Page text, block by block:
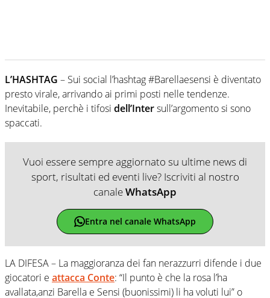
L’HASHTAG – Sui social l’hashtag #Barellaesensi è diventato
presto virale, arrivando ai primi posti nelle tendenze.
Inevitabile, perchè i tifosi dell’Intersull’argomento si sono
spaccati.
Vuoi essere sempre aggiornato su ultime news di
sport, risultati ed eventi live? Iscriviti al nostro
canaleWhatsApp
Entra nel canale WhatsApp
LA DIFESA – La maggioranza dei fan nerazzurri difende i due
giocatori e attacca Conte: “Il punto è che la rosa l’ha
avallata,anzi Barella e Sensi (buonissimi) li ha voluti lui” o